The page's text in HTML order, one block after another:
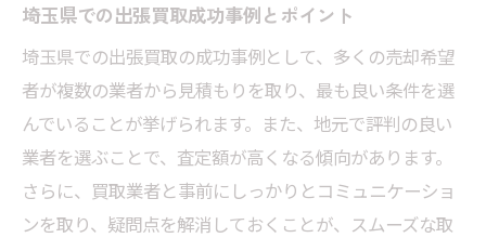
埼玉県での出張買取の流れを解説
出張買取のメリットとアクセサリーの売却
術
簡単にできる出張買取の準備法
埼玉県で安心して利用できる出張買取の選
び方
埼玉県での出張買取成功事例とポイント
埼玉県での出張買取の成功事例として、多くの売却希望
者が複数の業者から見積もりを取り、最も良い条件を選
んでいることが挙げられます。また、地元で評判の良い
業者を選ぶことで、査定額が高くなる傾向があります。
さらに、買取業者と事前にしっかりとコミュニケーショ
ンを取り、疑問点を解消しておくことが、スムーズな取